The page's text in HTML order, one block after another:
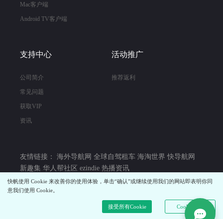
Mac客户端
Android TV客户端
支持中心
公司简介
常见问题
获取VIP
资讯
活动推广
推荐返利
友情链接： 海外导航网 全球自驾租车 海淘世界 快导航网
新趣集 华人帮社区 ezindie 热播资讯
营业执照 | 增值电信经营许可证 京B2-20170814
京公网安备 11010802033248号
快帆使用 Cookie 来改善你的使用体验，单击“确认”或继续使用我们的网站即表明你同
意我们使用 Cookie。
接受所有Cookie Cookie设置